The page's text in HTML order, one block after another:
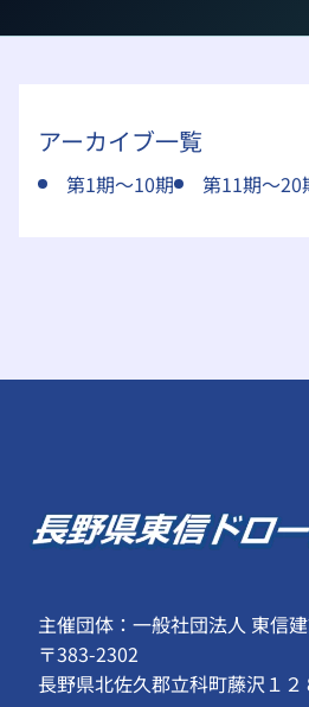
アーカイブ一覧
第1期～10期 第11期～20
主催団体：一般社団法人 東信
〒383-2302
長野県北佐久郡立科町藤沢１２